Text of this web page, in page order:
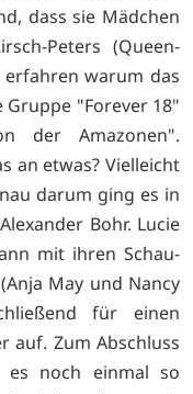
dass sie Mädchen
Peters (Queen-
warum das
"Forever 18"
der Amazonen".
an etwas? Vielleicht
darum ging es in
Bohr. Lucie
mit ihren Schau-
May und Nancy
für einen
auf. Zum Abschluss
es noch einmal so